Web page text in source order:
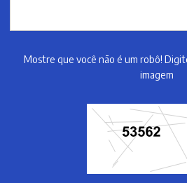
Mostre que você não é um robô!
imagem